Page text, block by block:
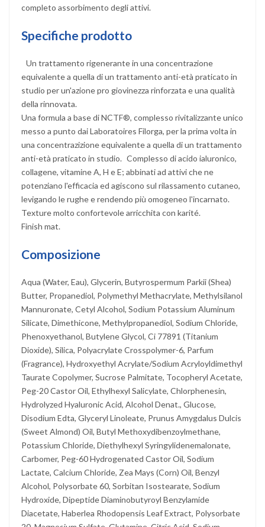
completo assorbimento degli attivi.
Specifiche prodotto
Un trattamento rigenerante in una concentrazione
equivalente a quella di un trattamento anti-età praticato in
studio per un'azione pro giovinezza rinforzata e una qualità
della rinnovata.
Una formula a base di NCTF®, complesso rivitalizzante unico
messo a punto dai Laboratoires Filorga, per la prima volta in
una concentrazizione equivalente a quella di un trattamento
anti-età praticato in studio. Complesso di acido ialuronico,
collagene, vitamine A, H e E; abbinati ad attivi che ne
potenziano l'efficacia ed agiscono sul rilassamento cutaneo,
levigando le rughe e rendendo più omogeneo l'incarnato.
Texture molto confortevole arricchita con karité.
Finish mat.
Composizione
Aqua (Water, Eau), Glycerin, Butyrospermum Parkii (Shea)
Butter, Propanediol, Polymethyl Methacrylate, Methylsilanol
Mannuronate, Cetyl Alcohol, Sodium Potassium Aluminum
Silicate, Dimethicone, Methylpropanediol, Sodium Chloride,
Phenoxyethanol, Butylene Glycol, Ci 77891 (Titanium
Dioxide), Silica, Polyacrylate Crosspolymer-6, Parfum
(Fragrance), Hydroxyethyl Acrylate/Sodium Acryloyldimethyl
Taurate Copolymer, Sucrose Palmitate, Tocopheryl Acetate,
Peg-20 Castor Oil, Ethylhexyl Salicylate, Chlorphenesin,
Hydrolyzed Hyaluronic Acid, Alcohol Denat., Glucose,
Disodium Edta, Glyceryl Linoleate, Prunus Amygdalus Dulcis
(Sweet Almond) Oil, Butyl Methoxydibenzoylmethane,
Potassium Chloride, Diethylhexyl Syringylidenemalonate,
Carbomer, Peg-60 Hydrogenated Castor Oil, Sodium
Lactate, Calcium Chloride, Zea Mays (Corn) Oil, Benzyl
Alcohol, Polysorbate 60, Sorbitan Isostearate, Sodium
Hydroxide, Dipeptide Diaminobutyroyl Benzylamide
Diacetate, Haberlea Rhodopensis Leaf Extract, Polysorbate